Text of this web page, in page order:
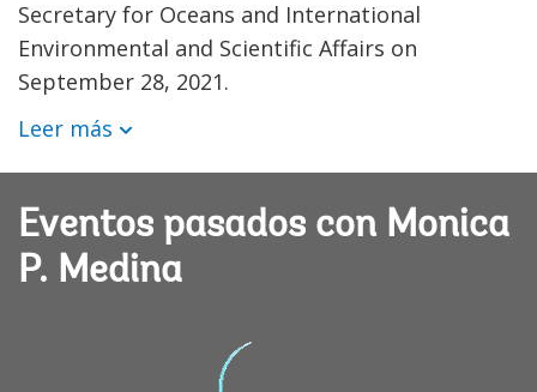
Secretary for Oceans and International
Environmental and Scientific Affairs on
September 28, 2021.
Leer más
Eventos pasados con Monica
P. Medina